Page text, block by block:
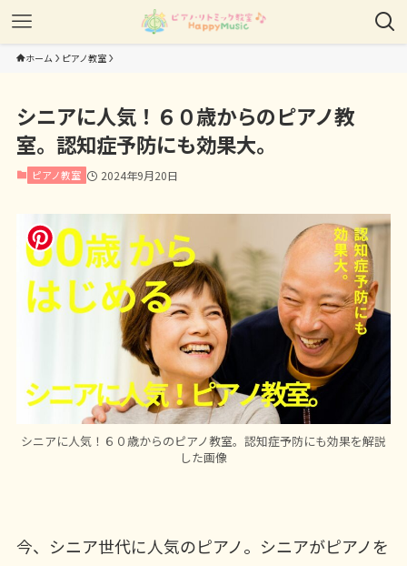
ホーム ピアノ教室
シニアに人気！６０歳からのピアノ教
室。認知症予防にも効果大。
ピアノ教室 2024年9月20日
シニアに人気！６０歳からのピアノ教室。認知症予防にも効果を解説
した画像
今、シニア世代に人気のピアノ。シニアがピアノを